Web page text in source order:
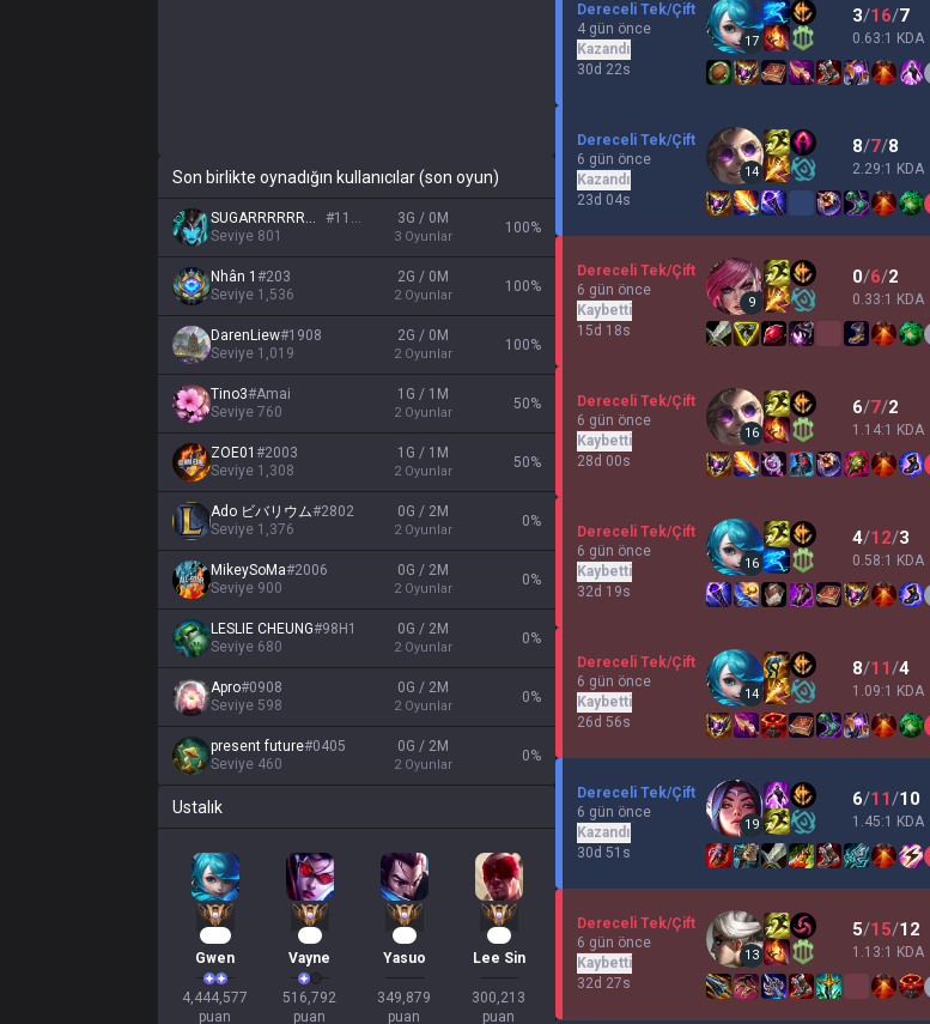
Son birlikte oynadığın kullanıcılar (son oyun)
SUGARRRRRRRRR #1186
Seviye 801
3G / 0M
3 Oyunlar
100%
Nhân 1 #203
Seviye 1,536
2G / 0M
2 Oyunlar
100%
DarenLiew#1908
Seviye 1,019
2G / 0M
2 Oyunlar
100%
Tino3#Amai
Seviye 760
1G / 1M
2 Oyunlar
50%
ZOE01 #2003
Seviye 1,308
1G / 1M
2 Oyunlar
50%
Ado ビバリウム#2802
Seviye 1,376
0G / 2M
2 Oyunlar
0%
MikeySoMa#2006
Seviye 900
0G / 2M
2 Oyunlar
0%
LESLIE CHEUNG#98H1
Seviye 680
0G / 2M
2 Oyunlar
0%
Apro#0908
Seviye 598
0G / 2M
2 Oyunlar
0%
present future#0405
Seviye 460
0G / 2M
2 Oyunlar
0%
Ustalık
Gwen
4,444,577
puan
Vayne
516,792
puan
Yasuo
349,879
puan
Lee Sin
300,213
puan
Dereceli Tek/Çift
4 gün önce
Kazandı
30d 22s
17
3/16/7
0.63:1 KDA
Dereceli Tek/Çift
6 gün önce
Kazandı
23d 04s
14
8/7/8
2.29:1 KDA
Dereceli Tek/Çift
6 gün önce
Kaybetti
15d 18s
9
0/6/2
0.33:1 KDA
Dereceli Tek/Çift
6 gün önce
Kaybetti
28d 00s
16
6/7/2
1.14:1 KDA
Dereceli Tek/Çift
6 gün önce
Kaybetti
32d 19s
16
4/12/3
0.58:1 KDA
Dereceli Tek/Çift
6 gün önce
Kaybetti
26d 56s
14
8/11/4
1.09:1 KDA
Dereceli Tek/Çift
6 gün önce
Kazandı
30d 51s
19
6/11/10
1.45:1 KDA
Dereceli Tek/Çift
6 gün önce
Kaybetti
32d 27s
13
5/15/12
1.13:1 KDA